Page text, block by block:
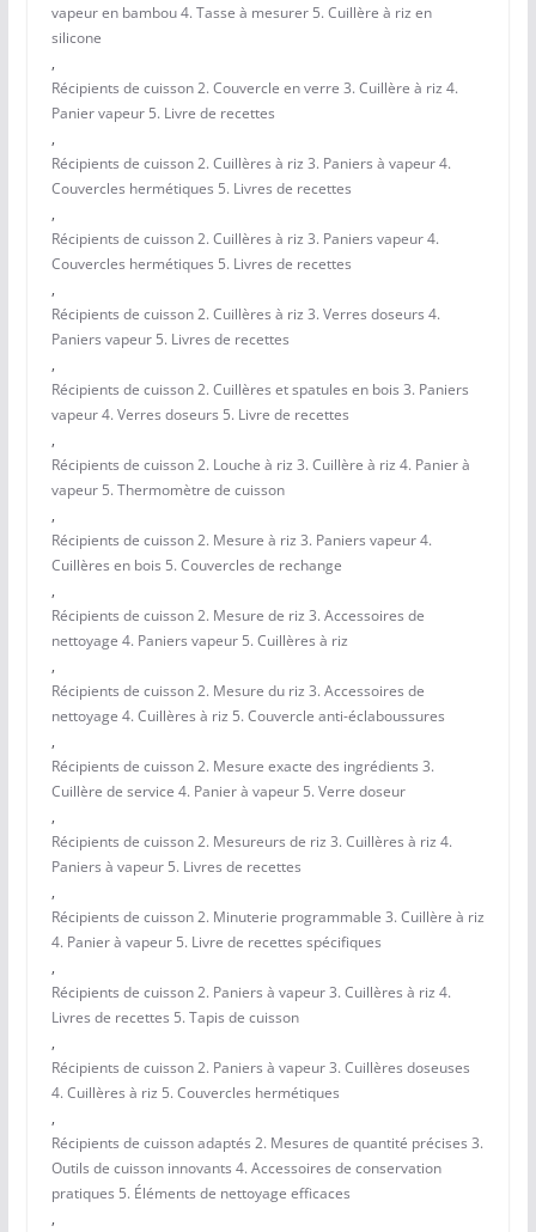
vapeur en bambou 4. Tasse à mesurer 5. Cuillère à riz en
silicone
,
Récipients de cuisson 2. Couvercle en verre 3. Cuillère à riz 4.
Panier vapeur 5. Livre de recettes
,
Récipients de cuisson 2. Cuillères à riz 3. Paniers à vapeur 4.
Couvercles hermétiques 5. Livres de recettes
,
Récipients de cuisson 2. Cuillères à riz 3. Paniers vapeur 4.
Couvercles hermétiques 5. Livres de recettes
,
Récipients de cuisson 2. Cuillères à riz 3. Verres doseurs 4.
Paniers vapeur 5. Livres de recettes
,
Récipients de cuisson 2. Cuillères et spatules en bois 3. Paniers
vapeur 4. Verres doseurs 5. Livre de recettes
,
Récipients de cuisson 2. Louche à riz 3. Cuillère à riz 4. Panier à
vapeur 5. Thermomètre de cuisson
,
Récipients de cuisson 2. Mesure à riz 3. Paniers vapeur 4.
Cuillères en bois 5. Couvercles de rechange
,
Récipients de cuisson 2. Mesure de riz 3. Accessoires de
nettoyage 4. Paniers vapeur 5. Cuillères à riz
,
Récipients de cuisson 2. Mesure du riz 3. Accessoires de
nettoyage 4. Cuillères à riz 5. Couvercle anti-éclaboussures
,
Récipients de cuisson 2. Mesure exacte des ingrédients 3.
Cuillère de service 4. Panier à vapeur 5. Verre doseur
,
Récipients de cuisson 2. Mesureurs de riz 3. Cuillères à riz 4.
Paniers à vapeur 5. Livres de recettes
,
Récipients de cuisson 2. Minuterie programmable 3. Cuillère à riz
4. Panier à vapeur 5. Livre de recettes spécifiques
,
Récipients de cuisson 2. Paniers à vapeur 3. Cuillères à riz 4.
Livres de recettes 5. Tapis de cuisson
,
Récipients de cuisson 2. Paniers à vapeur 3. Cuillères doseuses
4. Cuillères à riz 5. Couvercles hermétiques
,
Récipients de cuisson adaptés 2. Mesures de quantité précises 3.
Outils de cuisson innovants 4. Accessoires de conservation
pratiques 5. Éléments de nettoyage efficaces
,